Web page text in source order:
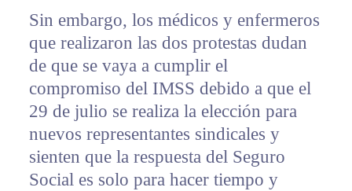
Sin embargo, los médicos y enfermeros
que realizaron las dos protestas dudan
de que se vaya a cumplir el
compromiso del IMSS debido a que el
29 de julio se realiza la elección para
nuevos representantes sindicales y
sienten que la respuesta del Seguro
Social es solo para hacer tiempo y